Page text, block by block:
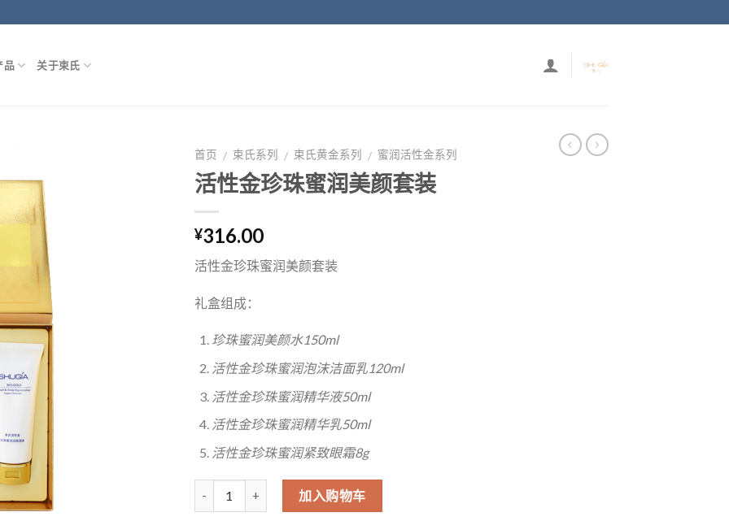
品 关于束氏
首页 / 束氏系列 / 束氏黄金系列 / 蜜润活性金系列
活性金珍珠蜜润美颜套装
¥316.00
活性金珍珠蜜润美颜套装
礼盒组成：
珍珠蜜润美颜水150ml
活性金珍珠蜜润泡沫洁面乳120ml
活性金珍珠蜜润精华液50ml
活性金珍珠蜜润精华乳50ml
活性金珍珠蜜润紧致眼霜8g
加入购物车